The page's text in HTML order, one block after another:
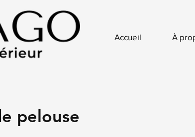
Accueil À
pelouse